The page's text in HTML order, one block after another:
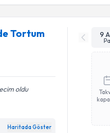
Tortum
oldu
Haritada Göster
9